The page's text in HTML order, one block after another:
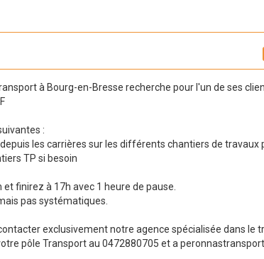
à Bourg-en-Bresse recherche pour l'un de ses
:
les carrières sur les différents chantiers de travaux
TP si besoin
finirez à 17h avec 1 heure de pause.
pas systématiques.
exclusivement notre agence spécialisée dans
pôle Transport au 0472880705 et a